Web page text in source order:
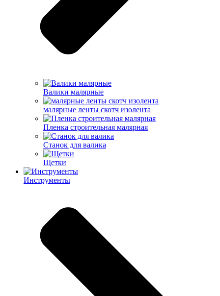
Валики малярные
малярные ленты скотч изолента
Пленка строительная малярная
Станок для валика
Щетки
Инструменты